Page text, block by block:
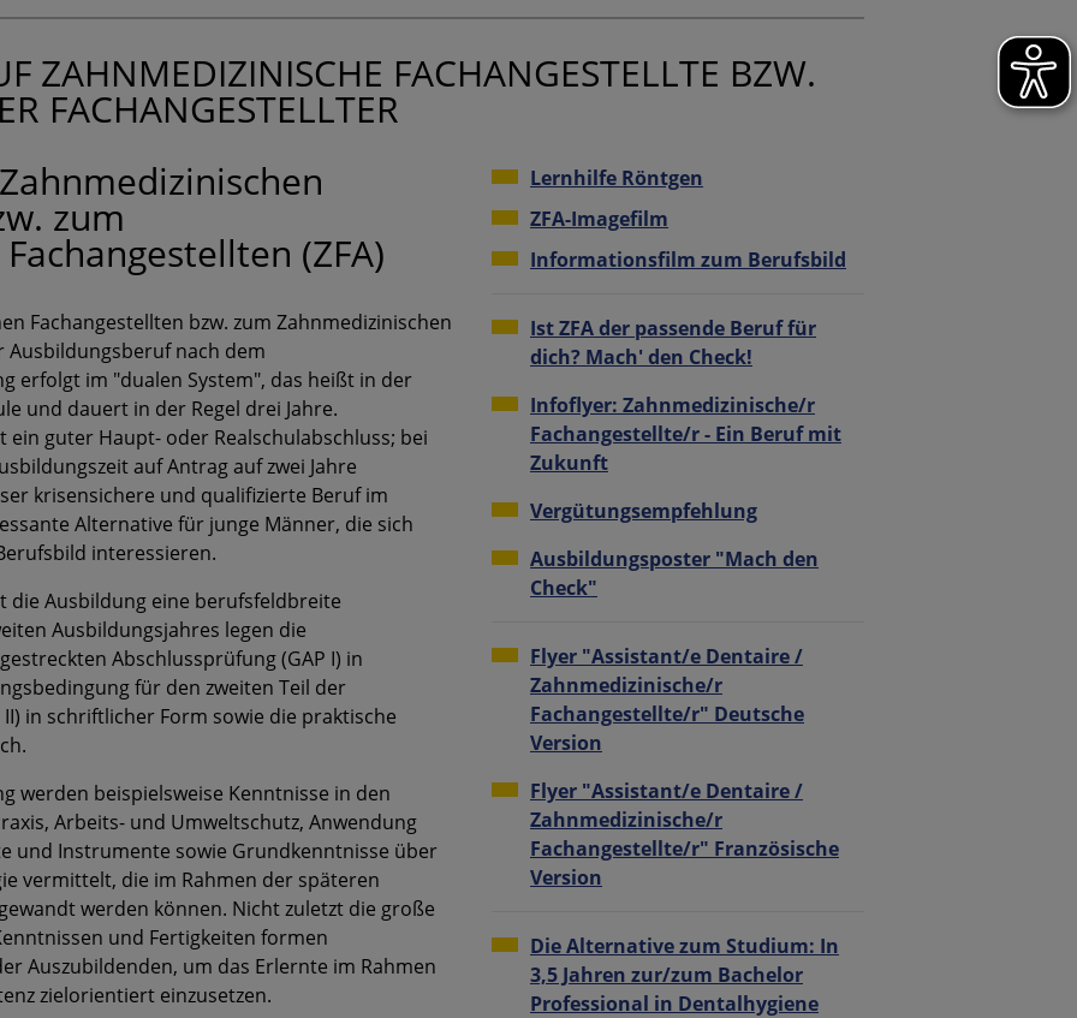
ZAHNMEDIZINISCHE FACHANGESTELLTE BZW.
FACHANGESTELLTER
zum
(ZFA)
Fachangestellten bzw. zum Zahnmedizinischen
Ausbildungsberuf nach dem
erfolgt im "dualen System", das heißt in der
und dauert in der Regel drei Jahre.
guter Haupt- oder Realschulabschluss; bei
auf Antrag auf zwei Jahre
krisensichere und qualifizierte Beruf im
Alternative für junge Männer, die sich
interessieren.
Ausbildung eine berufsfeldbreite
Ausbildungsjahres legen die
Abschlussprüfung (GAP I) in
für den zweiten Teil der
in schriftlicher Form sowie die praktische
werden beispielsweise Kenntnisse in den
Arbeits- und Umweltschutz, Anwendung
und Instrumente sowie Grundkenntnisse über
vermittelt, die im Rahmen der späteren
werden können. Nicht zuletzt die große
und Fertigkeiten formen
Auszubildenden, um das Erlernte im Rahmen
zielorientiert einzusetzen.
Lernhilfe Röntgen
ZFA-Imagefilm
Informationsfilm zum Berufsbild
Ist ZFA der passende Beruf für
dich? Mach' den Check!
Infoflyer: Zahnmedizinische/r
Fachangestellte/r - Ein Beruf mit
Zukunft
Vergütungsempfehlung
Ausbildungsposter "Mach den
Check"
Flyer "Assistant/e Dentaire /
Zahnmedizinische/r
Fachangestellte/r" Deutsche
Version
Flyer "Assistant/e Dentaire /
Zahnmedizinische/r
Fachangestellte/r" Französische
Version
Die Alternative zum Studium: In
3,5 Jahren zur/zum Bachelor
Professional in Dentalhygiene